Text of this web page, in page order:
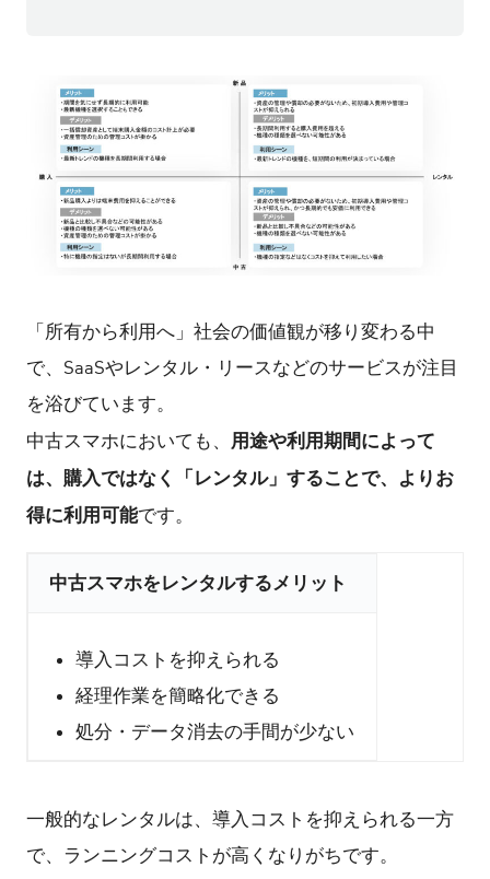
「所有から利用へ」社会の価値観が移り変わる中
で、SaaSやレンタル・リースなどのサービスが注目
を浴びています。
中古スマホにおいても、
用途や利用期間によって
は、購入ではなく「レンタル」することで、よりお
得に利用可能です。
中古スマホをレンタルするメリット
導入コストを抑えられる
経理作業を簡略化できる
処分・データ消去の手間が少ない
一般的なレンタルは、導入コストを抑えられる一方
で、ランニングコストが高くなりがちです。